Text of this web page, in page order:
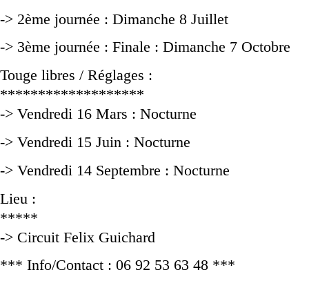
-> 2ème journée : Dimanche 8 Juillet
-> 3ème journée : Finale : Dimanche 7 Octobre
Touge libres / Réglages :
*******************
-> Vendredi 16 Mars : Nocturne
-> Vendredi 15 Juin : Nocturne
-> Vendredi 14 Septembre : Nocturne
Lieu :
*****
-> Circuit Felix Guichard
*** Info/Contact : 06 92 53 63 48 ***